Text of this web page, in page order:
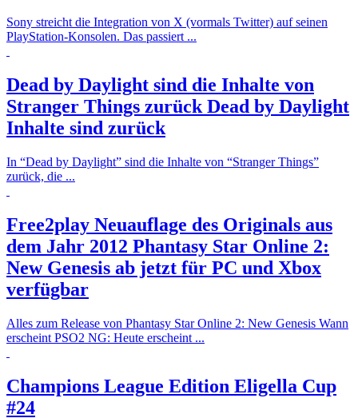
Sony streicht die Integration von X (vormals Twitter) auf seinen
PlayStation-Konsolen. Das passiert ...
Dead by Daylight sind die Inhalte von
Stranger Things zurückDead by Daylight
Inhalte sind zurück
In “Dead by Daylight” sind die Inhalte von “Stranger Things”
zurück, die ...
Free2play Neuauflage des Originals aus
dem Jahr 2012 Phantasy Star Online 2:
New Genesis ab jetzt für PC und Xbox
verfügbar
Alles zum Release von Phantasy Star Online 2: New Genesis Wann
erscheint PSO2 NG: Heute erscheint ...
Champions League Edition Eligella Cup
#24